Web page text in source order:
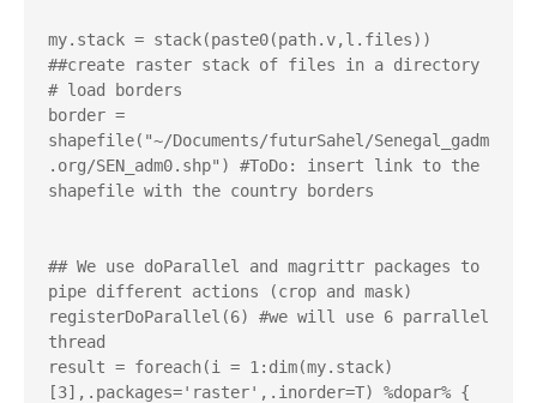
my.stack = stack(paste0(path.v,l.files))
##create raster stack of files in a directory
# load borders
border =
shapefile("~/Documents/futurSahel/Senegal_gadm
.org/SEN_adm0.shp") #ToDo: insert link to the
shapefile with the country borders
## We use doParallel and magrittr packages to
pipe different actions (crop and mask)
registerDoParallel(6) #we will use 6 parrallel
thread
result = foreach(i = 1:dim(my.stack)
[3],.packages='raster',.inorder=T) %dopar% {